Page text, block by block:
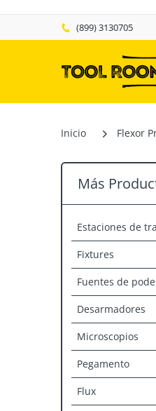
(899) 3130705
Inicio Flexor
Más
Estaciones de
Fixtures
Fuentes de
Desarmadores
Microscopios
Pegamento
Flux